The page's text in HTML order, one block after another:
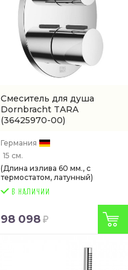
Смеситель для душа
Dornbracht TARA
(36425970-00)
Германия
15 см.
(Длина излива 60 мм., с
термостатом, латунный)
98 098